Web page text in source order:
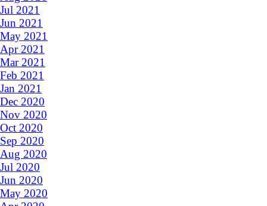
Jul 2021
Jun 2021
May 2021
Apr 2021
Mar 2021
Feb 2021
Jan 2021
Dec 2020
Nov 2020
Oct 2020
Sep 2020
Aug 2020
Jul 2020
Jun 2020
May 2020